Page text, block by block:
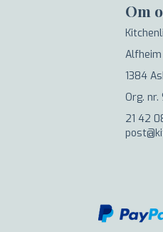
Om
1384
Org.
21 42